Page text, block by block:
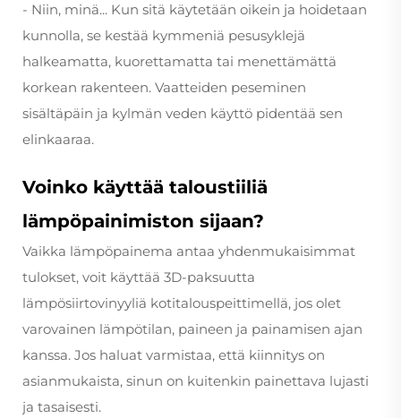
- Niin, minä... Kun sitä käytetään oikein ja hoidetaan
kunnolla, se kestää kymmeniä pesusyklejä
halkeamatta, kuorettamatta tai menettämättä
korkean rakenteen. Vaatteiden peseminen
sisältäpäin ja kylmän veden käyttö pidentää sen
elinkaaraa.
Voinko käyttää taloustiiliä
lämpöpainimiston sijaan?
Vaikka lämpöpainema antaa yhdenmukaisimmat
tulokset, voit käyttää 3D-paksuutta
lämpösiirtovinyyliä kotitalouspeittimellä, jos olet
varovainen lämpötilan, paineen ja painamisen ajan
kanssa. Jos haluat varmistaa, että kiinnitys on
asianmukaista, sinun on kuitenkin painettava lujasti
ja tasaisesti.